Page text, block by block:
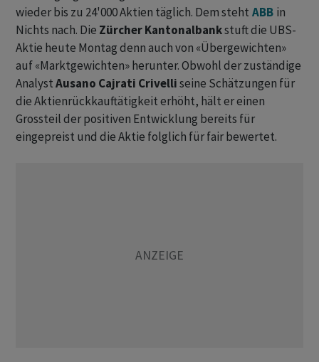
wieder bis zu 24'000 Aktien täglich. Dem steht ABB in
Nichts nach. Die Zürcher Kantonalbankstuft die UBS-
Aktie heute Montag denn auch von «Übergewichten»
auf «Marktgewichten» herunter. Obwohl der zuständige
AnalystAusano Cajrati Crivelliseine Schätzungen für
die Aktienrückkauftätigkeit erhöht, hält er einen
Grossteil der positiven Entwicklung bereits für
eingepreist und die Aktie folglich für fair bewertet.